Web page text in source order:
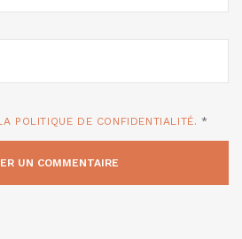
POLITIQUE DE CONFIDENTIALITÉ. *